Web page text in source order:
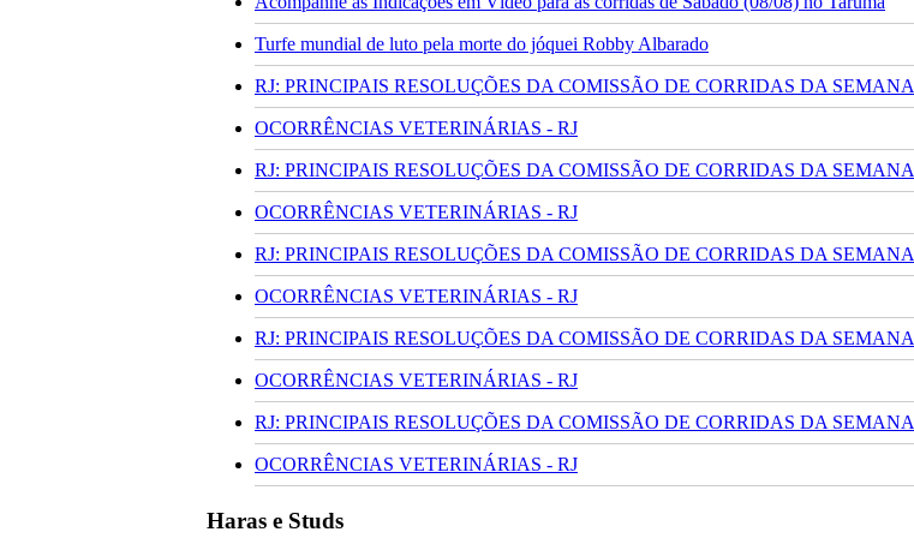
Turfe mundial de luto pela morte do jóquei Robby Albarado
RJ: PRINCIPAIS RESOLUÇÕES DA COMISSÃO DE CORRIDAS DA SEMANA
OCORRÊNCIAS VETERINÁRIAS - RJ
RJ: PRINCIPAIS RESOLUÇÕES DA COMISSÃO DE CORRIDAS DA SEMANA
OCORRÊNCIAS VETERINÁRIAS - RJ
RJ: PRINCIPAIS RESOLUÇÕES DA COMISSÃO DE CORRIDAS DA SEMANA
OCORRÊNCIAS VETERINÁRIAS - RJ
RJ: PRINCIPAIS RESOLUÇÕES DA COMISSÃO DE CORRIDAS DA SEMANA
OCORRÊNCIAS VETERINÁRIAS - RJ
RJ: PRINCIPAIS RESOLUÇÕES DA COMISSÃO DE CORRIDAS DA SEMANA
OCORRÊNCIAS VETERINÁRIAS - RJ
Haras e Studs